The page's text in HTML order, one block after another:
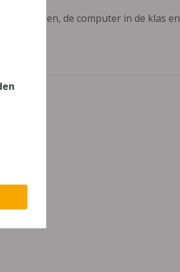
de computer in de klas en